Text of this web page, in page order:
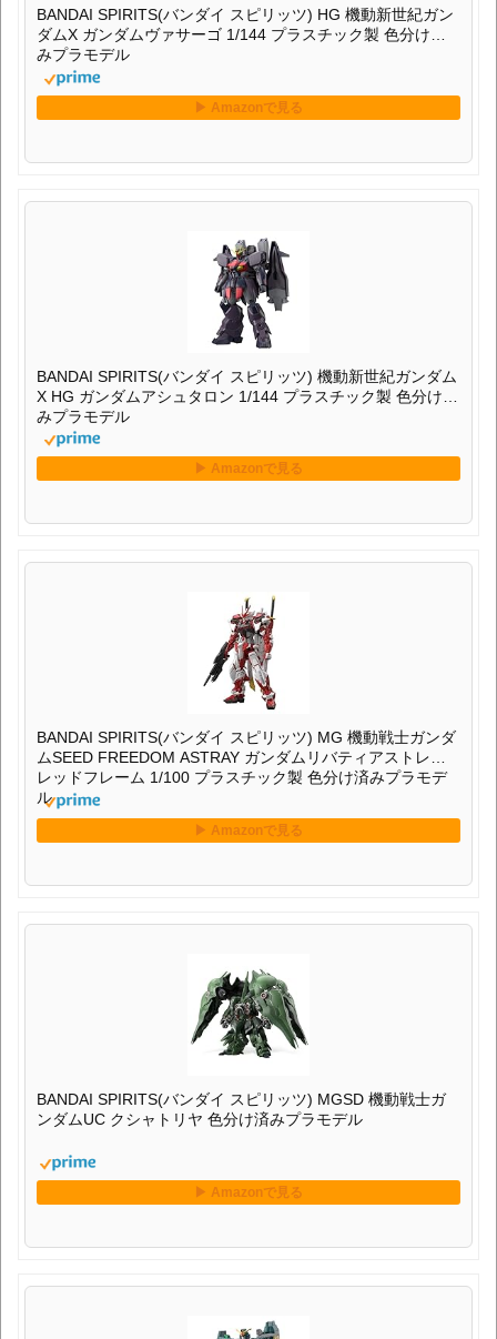
BANDAI SPIRITS(バンダイ スピリッツ) 機動新世紀ガンダム
X HG ガンダムアシュタロン 1/144 プラスチック製 色分け済
BANDAI SPIRITS(バンダイ スピリッツ) MG 機動戦士ガンダ
ムSEED FREEDOM ASTRAY ガンダムリバティアストレイ
BANDAI SPIRITS(バンダイ スピリッツ) MGSD 機動戦士ガ
ンダムUC クシャトリヤ 色分け済みプラモデル
BANDAI SPIRITS(バンダイ スピリッツ) HG 機動新世紀ガン
ダムX ガンダムレオパルド 1/144スケール 色分け済みプラモ